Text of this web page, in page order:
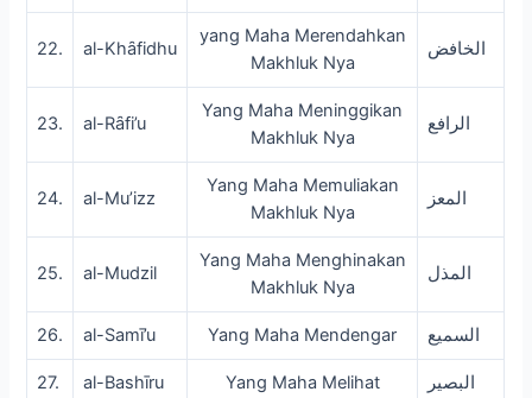
22. al-Khȃfidhu
yang Maha Merendahkan
Makhluk Nya
الخافض
23. al-Rȃfi’u
Yang Maha Meninggikan
Makhluk Nya
الرافع
24. al-Mu’izz
Yang Maha Memuliakan
Makhluk Nya
المعز
25. al-Mudzil
Yang Maha Menghinakan
Makhluk Nya
المذل
26. al-Samī’u Yang Maha Mendengar السميع
27. al-Bashīru Yang Maha Melihat البصير